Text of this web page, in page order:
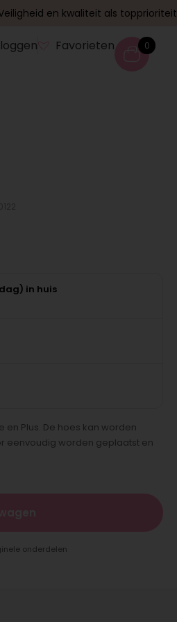
en kwaliteit als topprioriteit
Favorieten 0
in huis
en Plus. De hoes kan worden
eenvoudig worden geplaatst en
onderdelen